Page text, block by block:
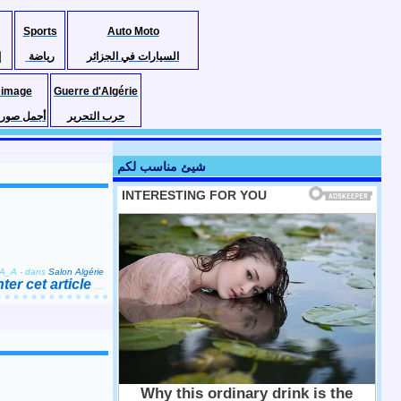
Sports
رياضة
Auto Moto
السيارات في الجزائر
أجمل صور
Guerre d'Algérie
حرب التحرير
- dans Salon Algérie
cet article
شيئ مناسب لكم